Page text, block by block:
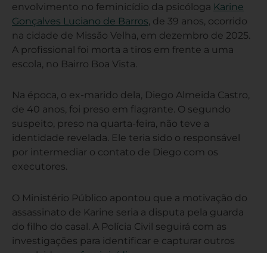
envolvimento no feminicídio da psicóloga Karine
Gonçalves Luciano de Barros, de 39 anos, ocorrido
na cidade de Missão Velha, em dezembro de 2025.
A profissional foi morta a tiros em frente a uma
escola, no Bairro Boa Vista.
Na época, o ex-marido dela, Diego Almeida Castro,
de 40 anos, foi preso em flagrante. O segundo
suspeito, preso na quarta-feira, não teve a
identidade revelada. Ele teria sido o responsável
por intermediar o contato de Diego com os
executores.
O Ministério Público apontou que a motivação do
assassinato de Karine seria a disputa pela guarda
do filho do casal. A Polícia Civil seguirá com as
investigações para identificar e capturar outros